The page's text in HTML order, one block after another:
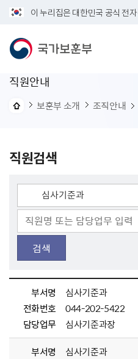
이 누리집은 대한민국 공식 전
직원안내
보훈부 소개 조직안내
직원검색
검색
부서명
심사기준과
전화번호
044-202-5422
담당업무
심사기준과장
부서명
심사기준과